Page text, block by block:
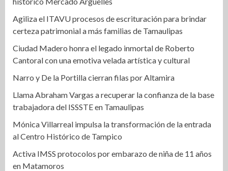
Agiliza el ITAVU procesos de escrituración para brindar
certeza patrimonial a más familias de Tamaulipas
Ciudad Madero honra el legado inmortal de Roberto
Cantoral con una emotiva velada artística y cultural
Narro y De la Portilla cierran filas por Altamira
Llama Abraham Vargas a recuperar la confianza de la base
trabajadora del ISSSTE en Tamaulipas
Mónica Villarreal impulsa la transformación de la entrada
al Centro Histórico de Tampico
Activa IMSS protocolos por embarazo de niña de 11 años
en Matamoros